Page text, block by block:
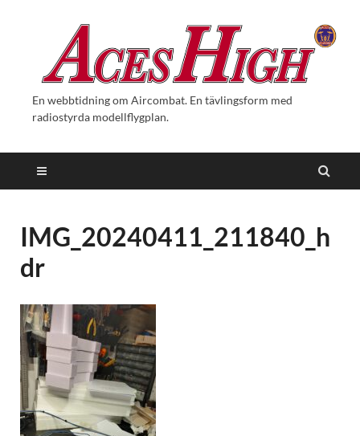
En webbtidning om Aircombat. En tävlingsform med
radiostyrda modellflygplan.
IMG_20240411_211840_h
dr